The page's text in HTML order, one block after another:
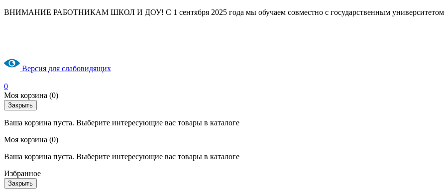
ВНИМАНИЕ РАБОТНИКАМ ШКОЛ И ДОУ! С 1 сентября 2025 года мы обучаем совместно с государственным университетом
Версия для слабовидящих
0
Моя корзина (0)
Закрыть
Ваша корзина пуста. Выберите интересующие вас товары в каталоге
Моя корзина (0)
Ваша корзина пуста. Выберите интересующие вас товары в каталоге
Избранное
Закрыть